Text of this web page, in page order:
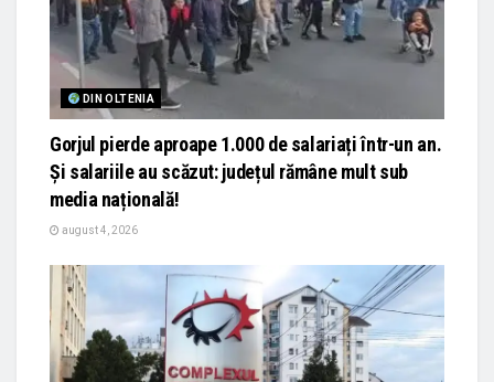
DIN OLTENIA
Gorjul pierde aproape 1.000 de salariați într-un an.
Și salariile au scăzut: județul rămâne mult sub
media națională!
august 4, 2026